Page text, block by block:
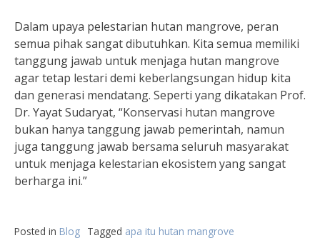
Dalam upaya pelestarian hutan mangrove, peran
semua pihak sangat dibutuhkan. Kita semua memiliki
tanggung jawab untuk menjaga hutan mangrove
agar tetap lestari demi keberlangsungan hidup kita
dan generasi mendatang. Seperti yang dikatakan Prof.
Dr. Yayat Sudaryat, “Konservasi hutan mangrove
bukan hanya tanggung jawab pemerintah, namun
juga tanggung jawab bersama seluruh masyarakat
untuk menjaga kelestarian ekosistem yang sangat
berharga ini.”
Posted in Blog Tagged apa itu hutan mangrove